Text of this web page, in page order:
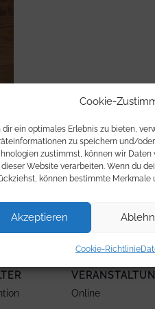
Cookie-
dir ein optimales Erlebnis zu bieten,
zu speichern und/
zustimmst, können wir
Website verarbeiten. Wenn du
können bestimmte Merkmale
Akzeptieren
Cookie-Richtlinie
und Gebet
in der
Online